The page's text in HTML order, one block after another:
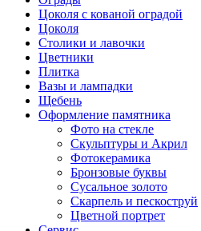
Цоколя с кованой оградой
Цоколя
Столики и лавочки
Цветники
Плитка
Вазы и лампадки
Щебень
Оформление памятника
Фото на стекле
Скульптуры и Акрил
Фотокерамика
Бронзовые буквы
Сусальное золото
Скарпель и пескоструй
Цветной портрет